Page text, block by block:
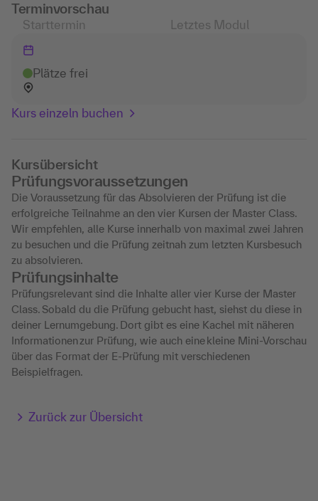
Terminvorschau
Starttermin Letztes Modul
Plätze frei
Kurs einzeln buchen
Kursübersicht
Prüfungsvoraussetzungen
Die Voraussetzung für das Absolvieren der Prüfung ist die
erfolgreiche Teilnahme an den vier Kursen der Master Class.
Wir empfehlen, alle Kurse innerhalb von maximal zwei Jahren
zu besuchen und die Prüfung zeitnah zum letzten Kursbesuch
zu absolvieren.
Prüfungsinhalte
Prüfungsrelevant sind die Inhalte aller vier Kurse der Master
Class. Sobald du die Prüfung gebucht hast, siehst du diese in
deiner Lernumgebung. Dort gibt es eine Kachel mit näheren
Informationen zur Prüfung, wie auch eine kleine Mini-Vorschau
über das Format der E-Prüfung mit verschiedenen
Beispielfragen.
Zurück zur Übersicht